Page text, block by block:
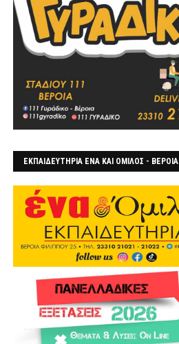
ΕΚΠΑΙΔΕΥΤΗΡΙΑ ΕΝΑ ΚΑΙ ΟΜΙΛΟΣ - ΒΕΡΟΙΑ